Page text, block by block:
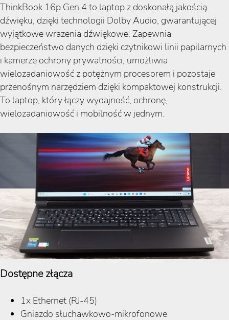
ThinkBook 16p Gen 4 to laptop z doskonałą jakością
dźwięku, dzięki technologii Dolby Audio, gwarantującej
wyjątkowe wrażenia dźwiękowe. Zapewnia
bezpieczeństwo danych dzięki czytnikowi linii papilarnych
i kamerze ochrony prywatności, umożliwia
wielozadaniowość z potężnym procesorem i pozostaje
przenośnym narzędziem dzięki kompaktowej konstrukcji.
To laptop, który łączy wydajność, ochronę,
wielozadaniowość i mobilność w jednym.
Dostępne złącza
1x Ethernet (RJ-45)
Gniazdo słuchawkowo-mikrofonowe